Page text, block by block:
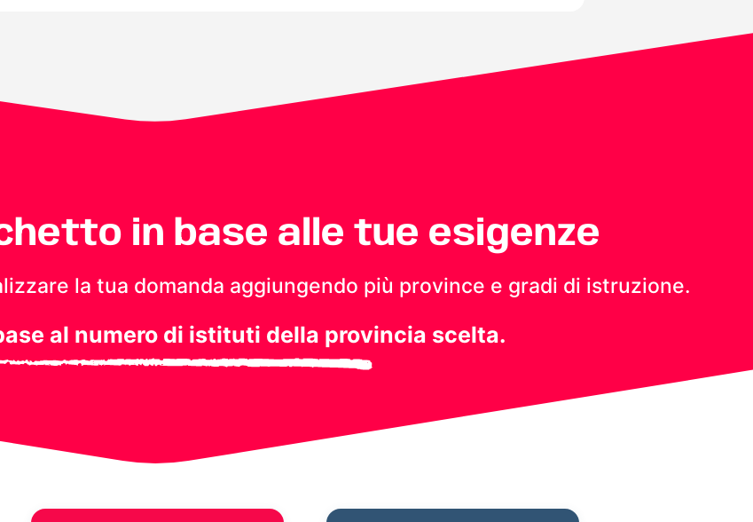
in base alle tue esigenze
la tua domanda aggiungendo più province e gradi di istruzione.
al numero di istituti della provincia scelta.